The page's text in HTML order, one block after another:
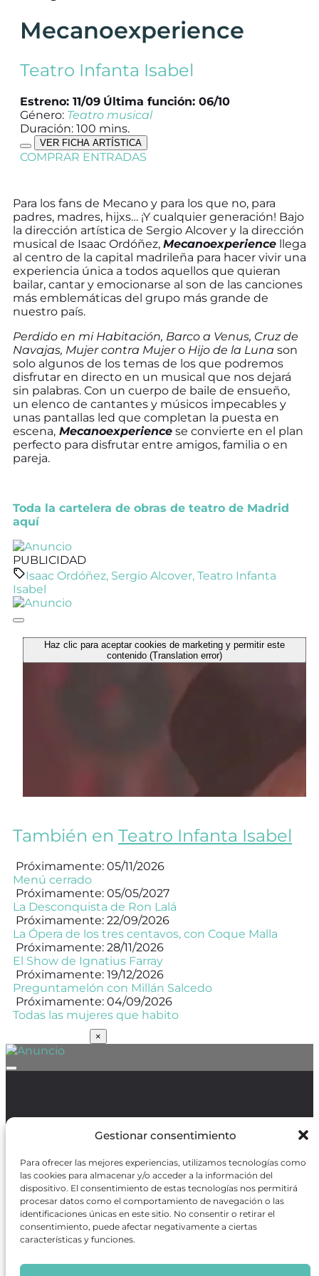
Gestionar consentimiento
Para ofrecer las mejores experiencias, utilizamos tecnologías como
las cookies para almacenar y/o acceder a la información del
dispositivo. El consentimiento de estas tecnologías nos permitirá
procesar datos como el comportamiento de navegación o las
identificaciones únicas en este sitio. No consentir o retirar el
consentimiento, puede afectar negativamente a ciertas
características y funciones.
Mecanoexperience
Teatro Infanta Isabel
Estreno: 11/09 Última función: 06/10
Género: Teatro musical
Duración: 100 mins.
VER FICHA ARTÍSTICA
COMPRAR ENTRADAS
Para los fans de Mecano y para los que no, para
padres, madres, hijxs… ¡Y cualquier generación! Bajo
la dirección artística de Sergio Alcover y la dirección
musical de Isaac Ordóñez, Mecanoexperience llega
al centro de la capital madrileña para hacer vivir una
experiencia única a todos aquellos que quieran
bailar, cantar y emocionarse al son de las canciones
más emblemáticas del grupo más grande de
nuestro país.
Perdido en mi Habitación, Barco a Venus, Cruz de
Navajas, Mujer contra Mujero Hijo de la Luna son
solo algunos de los temas de los que podremos
disfrutar en directo en un musical que nos dejará
sin palabras. Con un cuerpo de baile de ensueño,
un elenco de cantantes y músicos impecables y
unas pantallas led que completan la puesta en
escena, Mecanoexperience se convierte en el plan
perfecto para disfrutar entre amigos, familia o en
pareja.
Toda la cartelera de obras de teatro de Madrid
aquí
PUBLICIDAD
Isaac Ordóñez, Sergio Alcover, Teatro Infanta
Isabel
Haz clic para aceptar cookies de marketing y permitir este
contenido (Translation error)
También en Teatro Infanta Isabel
Próximamente: 05/11/2026
Menú cerrado
Próximamente: 05/05/2027
La Desconquista de Ron Lalá
Próximamente: 22/09/2026
La Ópera de los tres centavos, con Coque Malla
Próximamente: 28/11/2026
El Show de Ignatius Farray
Próximamente: 19/12/2026
Preguntamelón con Millán Salcedo
Próximamente: 04/09/2026
Todas las mujeres que habito
×
REVISTA ONLINE
CARTELERA TEATRO MADRID
CENTROS DE FORMACIÓN
CONCURSOS